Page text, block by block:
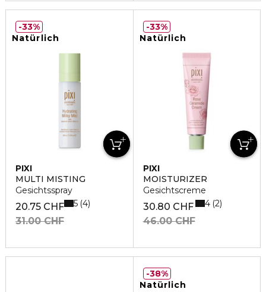
Natürlich
PIXI
MULTI MISTING
Gesichtsspray
20.75 CHF
31.00 CHF
5 4
33%
Natürlich
PIXI
MOISTURIZER
Gesichtscreme
30.80 CHF
46.00 CHF
4 2
33%
Natürlich
38%